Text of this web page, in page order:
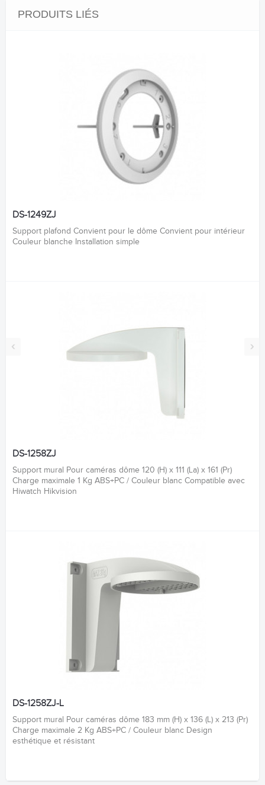
PRODUITS LIÉS
‹ ›
DS-1249ZJ
Support plafond Convient pour le dôme Convient pour intérieur
Couleur blanche Installation simple
DS-1258ZJ
Support mural Pour caméras dôme 120 (H) x 111 (La) x 161 (Pr)
Charge maximale 1 Kg ABS+PC / Couleur blanc Compatible avec
Hiwatch Hikvision
DS-1258ZJ-L
Support mural Pour caméras dôme 183 mm (H) x 136 (L) x 213 (Pr)
Charge maximale 2 Kg ABS+PC / Couleur blanc Design
esthétique et résistant